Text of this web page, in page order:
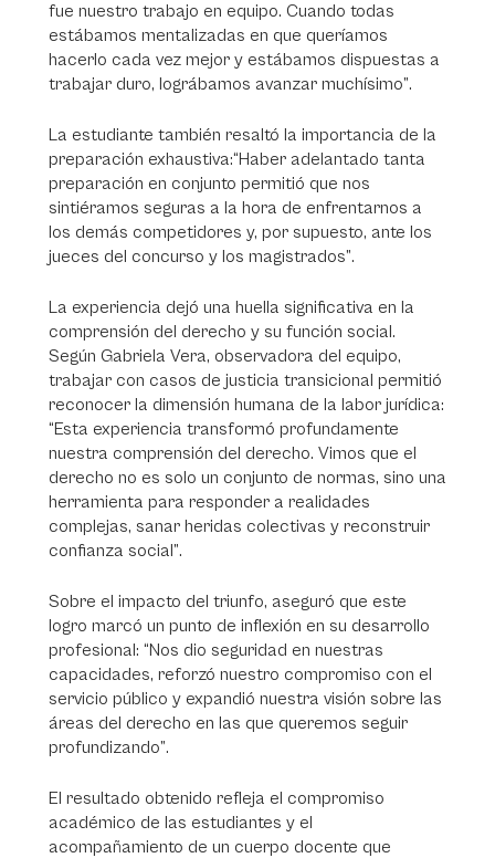
fue nuestro trabajo en equipo. Cuando todas
estábamos mentalizadas en que queríamos
hacerlo cada vez mejor y estábamos dispuestas a
trabajar duro, lográbamos avanzar muchísimo”.
La estudiante también resaltó la importancia de la
preparación exhaustiva:“Haber adelantado tanta
preparación en conjunto permitió que nos
sintiéramos seguras a la hora de enfrentarnos a
los demás competidores y, por supuesto, ante los
jueces del concurso y los magistrados”.
La experiencia dejó una huella significativa en la
comprensión del derecho y su función social.
Según Gabriela Vera, observadora del equipo,
trabajar con casos de justicia transicional permitió
reconocer la dimensión humana de la labor jurídica:
“Esta experiencia transformó profundamente
nuestra comprensión del derecho. Vimos que el
derecho no es solo un conjunto de normas, sino una
herramienta para responder a realidades
complejas, sanar heridas colectivas y reconstruir
confianza social”.
Sobre el impacto del triunfo, aseguró que este
logro marcó un punto de inflexión en su desarrollo
profesional: “Nos dio seguridad en nuestras
capacidades, reforzó nuestro compromiso con el
servicio público y expandió nuestra visión sobre las
áreas del derecho en las que queremos seguir
profundizando”.
El resultado obtenido refleja el compromiso
académico de las estudiantes y el
acompañamiento de un cuerpo docente que